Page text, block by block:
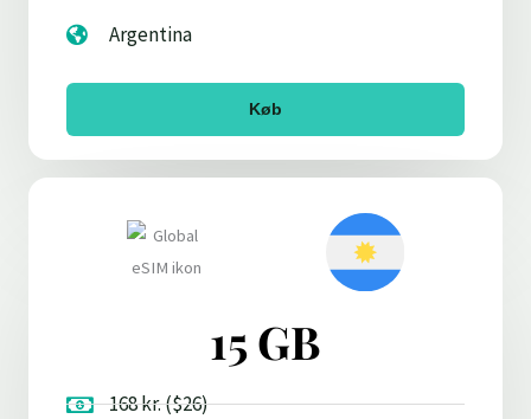
Argentina
Køb
15 GB
168 kr. ($26)